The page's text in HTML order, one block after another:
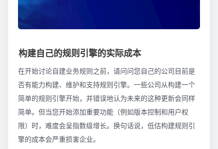
构建自己的规则引擎的实际成本
在开始讨论自建业务规则之前，请问问您自己的公司目前是
否有能力构建、维护和支持规则引擎。一些公司从构建一个
简单的规则引擎开始，并错误地认为未来的这种更新会同样
简单。但当您开始添加重要功能（例如版本控制和用户权
限）时，难度会呈指数级增长。换句话说，低估构建规则引
擎的成本会严重损害企业。